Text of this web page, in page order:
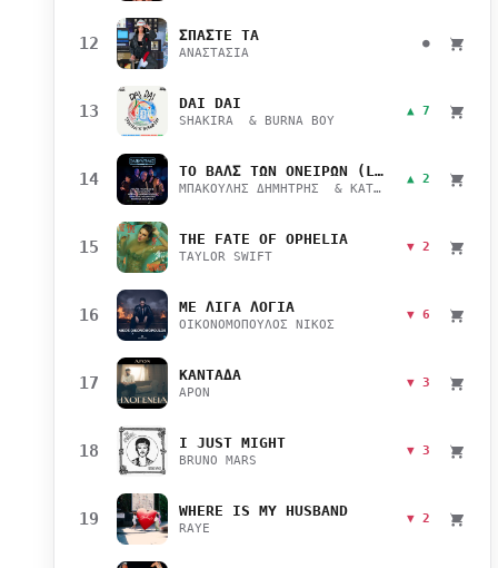
12 ΣΠΑΣΤΕ ΤΑ
ΑΝΑΣΤΑΣΙΑ
●
13 DAI DAI
SHAKIRA & BURNA BOY
▲ 7
14 ΤΟ ΒΑΛΣ ΤΩΝ ΟΝΕΙΡΩΝ (LIVE)
ΜΠΑΚΟΥΛΗΣ ΔΗΜΗΤΡΗΣ & ΚΑΤΣΙΜΙΧΑ ΜΑΡΙΑΝΑ
▲ 2
15 THE FATE OF OPHELIA
TAYLOR SWIFT
▼ 2
16 ΜΕ ΛΙΓΑ ΛΟΓΙΑ
ΟΙΚΟΝΟΜΟΠΟΥΛΟΣ ΝΙΚΟΣ
▼ 6
17 ΚΑΝΤΑΔΑ
APON
▼ 3
18 I JUST MIGHT
BRUNO MARS
▼ 3
19 WHERE IS MY HUSBAND
RAYE
▼ 2